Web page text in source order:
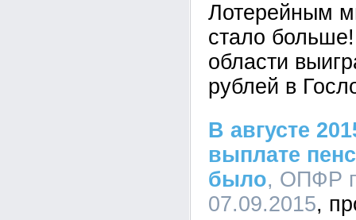
Лотерейным
стало
области
рублей в
В августе
выплате
было, ОПФР
07.09.2015